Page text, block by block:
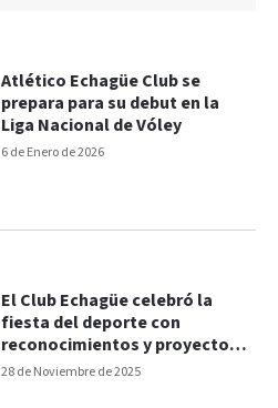
6 de Enero de 2026
Atlético Echagüe Club se
prepara para su debut en la
Liga Nacional de Vóley
28 de Noviembre de 2025
El Club Echagüe celebró la
fiesta del deporte con
reconocimientos y proyectos
en marcha